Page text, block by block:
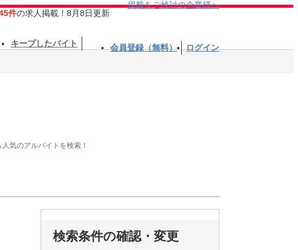
件の求人掲載！8月8日更新
掲載をご検討の企業様へ
キープしたバイト 会員登録（無料） ログイン
気のアルバイトを検索！
検索条件の確認・変更